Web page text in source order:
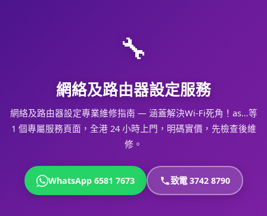
🔧
網絡及路由器設定服務
網絡及路由器設定專業維修指南 — 涵蓋解決Wi-Fi死角！as…等
1 個專屬服務頁面，全港 24 小時上門，明碼實價，先檢查後維
修。
WhatsApp 6581 7673 致電 3742 8790